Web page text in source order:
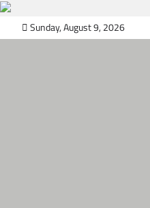
to
Sunday, August 9, 2026